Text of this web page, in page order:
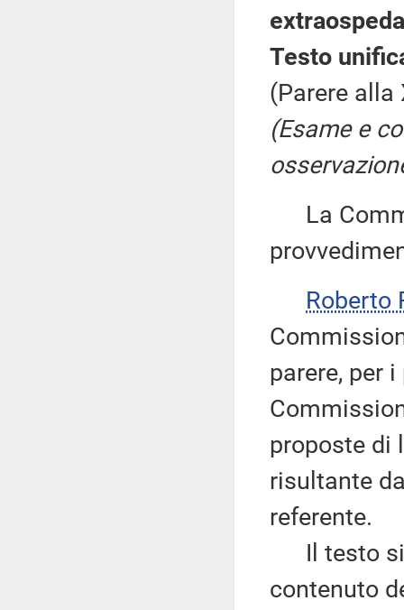
Testo
(Parere alla
(Esame e
La
Roberto
parere, per
proposte di
risultante
referente.
Il testo si
contenuto